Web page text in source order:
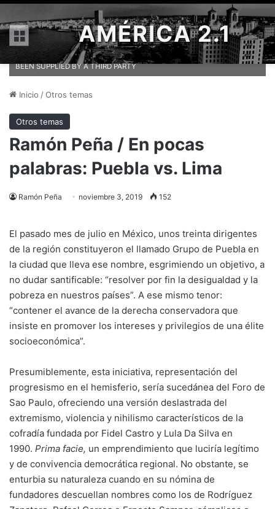
Menú AMÉRICA 2.1
General view of the members of the Lima Group regional bloc during
a meeting in Buenos Aires, Argentina July 23, 2019. Argentine Foreign
Ministry/Handout via REUTERS ATTENTION EDITORS - THIS IMAGE HAS
BEEN SUPPLIED BY A THIRD PARTY
Inicio /Otros temas
Otros temas
Ramón Peña / En pocas
palabras: Puebla vs. Lima
Ramón Peña noviembre 3, 2019 152
El pasado mes de julio en México, unos treinta dirigentes
de la región constituyeron el llamado Grupo de Puebla en
la ciudad que lleva ese nombre, esgrimiendo un objetivo, a
no dudar santificable: “resolver por fin la desigualdad y la
pobreza en nuestros países”. A ese mismo tenor:
“contener el avance de la derecha conservadora que
insiste en promover los intereses y privilegios de una élite
socioeconómica”.
Presumiblemente, esta iniciativa, representación del
progresismo en el hemisferio, sería sucedánea del Foro de
Sao Paulo, ofreciendo una versión deslastrada del
extremismo, violencia y nihilismo característicos de la
cofradía fundada por Fidel Castro y Lula Da Silva en
1990. Prima facie, un emprendimiento que luciría legítimo
y de convivencia democrática regional. No obstante, se
enturbia su naturaleza cuando en su nómina de
fundadores descuellan nombres como los de Rodríguez